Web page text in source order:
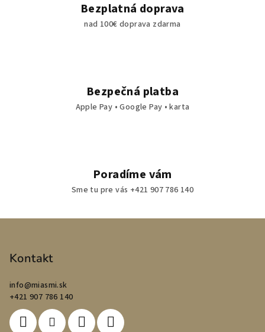
Bezplatná doprava
nad 100€ doprava zdarma
Bezpečná platba
Apple Pay • Google Pay • karta
Poradíme vám
Sme tu pre vás +421 907 786 140
Kontakt
info@miasmi.sk
+421 907 786 140